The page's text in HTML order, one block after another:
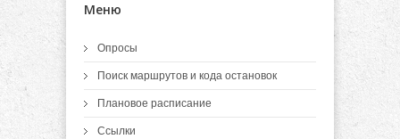
Меню
Опросы
Поиск маршрутов и кода остановок
Плановое расписание
Ссылки